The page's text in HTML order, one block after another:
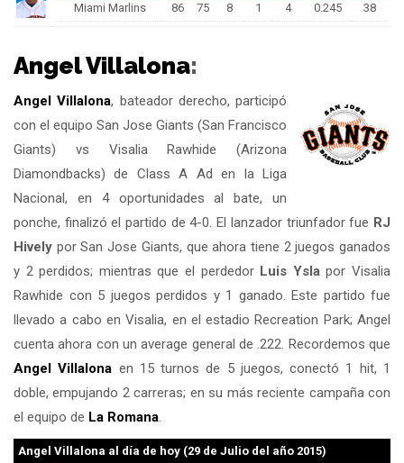
Miami Marlins
86 75 8 1 4 0.245 38
Angel Villalona:
Angel Villalona, bateador derecho, participó
con el equipo San Jose Giants (San Francisco
Giants) vs Visalia Rawhide (Arizona
Diamondbacks) de Class A Ad en la Liga
Nacional, en 4 oportunidades al bate, un
ponche, finalizó el partido de 4-0. El lanzador triunfador fue RJ
Hively por San Jose Giants, que ahora tiene 2 juegos ganados
y 2 perdidos; mientras que el perdedor Luis Yslapor Visalia
Rawhide con 5 juegos perdidos y 1 ganado. Este partido fue
llevado a cabo en Visalia, en el estadio Recreation Park; Angel
cuenta ahora con un average general de .222. Recordemos que
Angel Villalona en 15 turnos de 5 juegos, conectó 1 hit, 1
doble, empujando 2 carreras; en su más reciente campaña con
el equipo de La Romana.
Angel Villalona al día de hoy (29 de Julio del año 2015)